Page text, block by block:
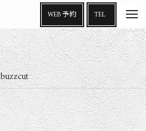
buzzcut
t
o
g
g
a
o
n
WEB 予約 TEL